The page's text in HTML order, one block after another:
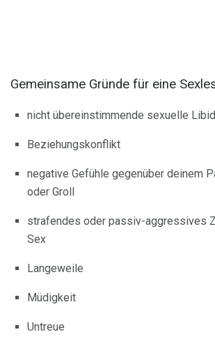
Gemeinsame Gründe für eine
nicht übereinstimmende sexuelle
Beziehungskonflikt
negative Gefühle gegenüber deinem
oder Groll
strafendes oder passiv-aggressives
Sex
Langeweile
Müdigkeit
Untreue